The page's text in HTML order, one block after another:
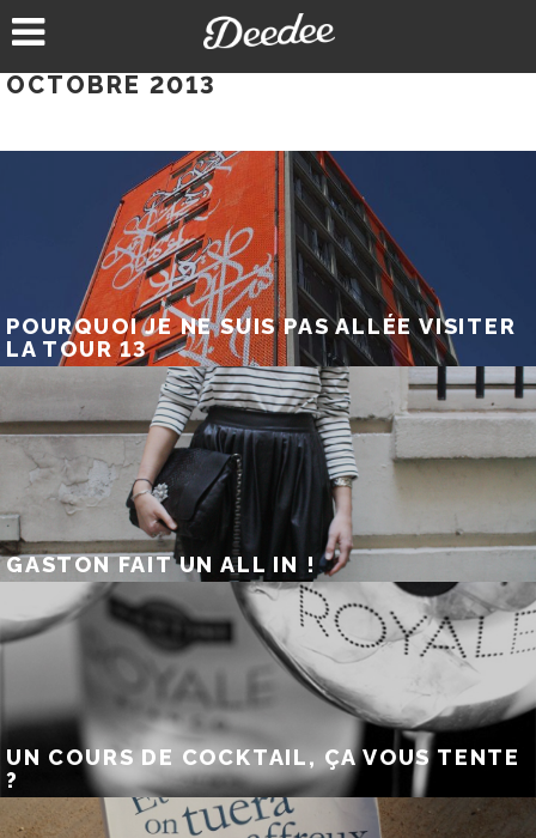
au
OCTOBRE 2013
POURQUOI JE NE SUIS PAS ALLÉE VISITER
LA TOUR 13
GASTON FAIT UN ALL IN !
UN COURS DE COCKTAIL, ÇA VOUS TENTE
?